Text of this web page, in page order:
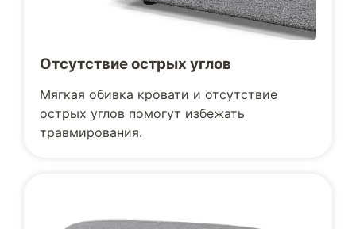
Отсутствие острых углов
Мягкая обивка кровати и отсутствие
острых углов помогут избежать
травмирования.